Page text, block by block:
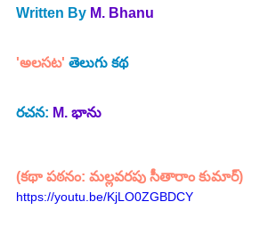
Written By M. Bhanu
'అలసట' తెలుగు కథ
రచన: M. భాను
(కథా పఠనం: మల్లవరపు సీతారాం కుమార్)
https://youtu.be/KjLO0ZGBDCY